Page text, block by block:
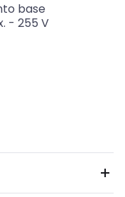
base
- 255 V